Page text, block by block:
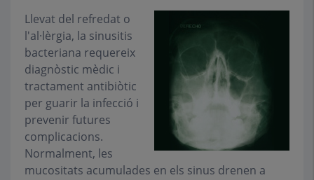
Llevat del refredat o
l'al·lèrgia, la sinusitis
bacteriana requereix
diagnòstic mèdic i
tractament antibiòtic
per guarir la infecció i
prevenir futures
complicacions.
Normalment, les
mucositats acumulades en els sinus drenen a